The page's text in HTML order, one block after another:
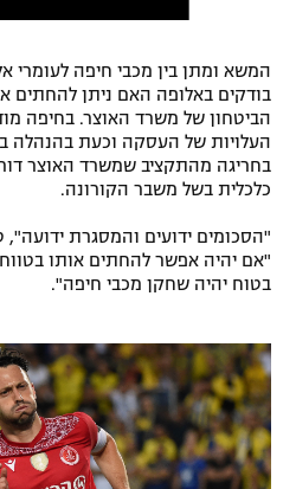
תנאי שימוש
מדיניות פרטיות
תקנון פעילות ספורט 1
רשיון להקרנה פומבית לבית עסק
הצטרפות לחבילת הערוצים
לוח דרושים – ג'ובנט
תגיות
המגזין
אומנויות לחימה
גיימינג E-Sports
המשא ומתן בין מכבי חיפה
בודקים באלופה האם ניתן להחתים
הביטחון של משרד האוצר. בחיפה
העלויות של העסקה וכעת בהנהלה
בחריגה מהתקציב שמשרד האוצר
כלכלית בשל משבר הקורונה.
"הסכומים ידועים והמסגרת
"אם יהיה אפשר להחתים אותו
בטוח יהיה שחקן מכבי חיפה".